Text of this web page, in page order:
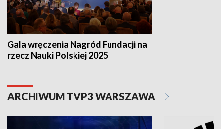
Gala wręczenia Nagród Fundacji na
rzecz Nauki Polskiej 2025
ARCHIWUM TVP3 WARSZAWA